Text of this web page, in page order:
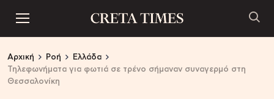
Αρχική Ροή
Ελλάδα
Τηλεφωνήματα για φωτιά σε τρένο σήμαναν συναγερμό στη
Θεσσαλονίκη